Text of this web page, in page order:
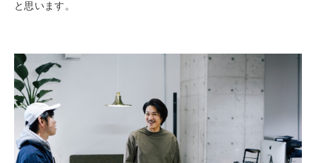
と思います。